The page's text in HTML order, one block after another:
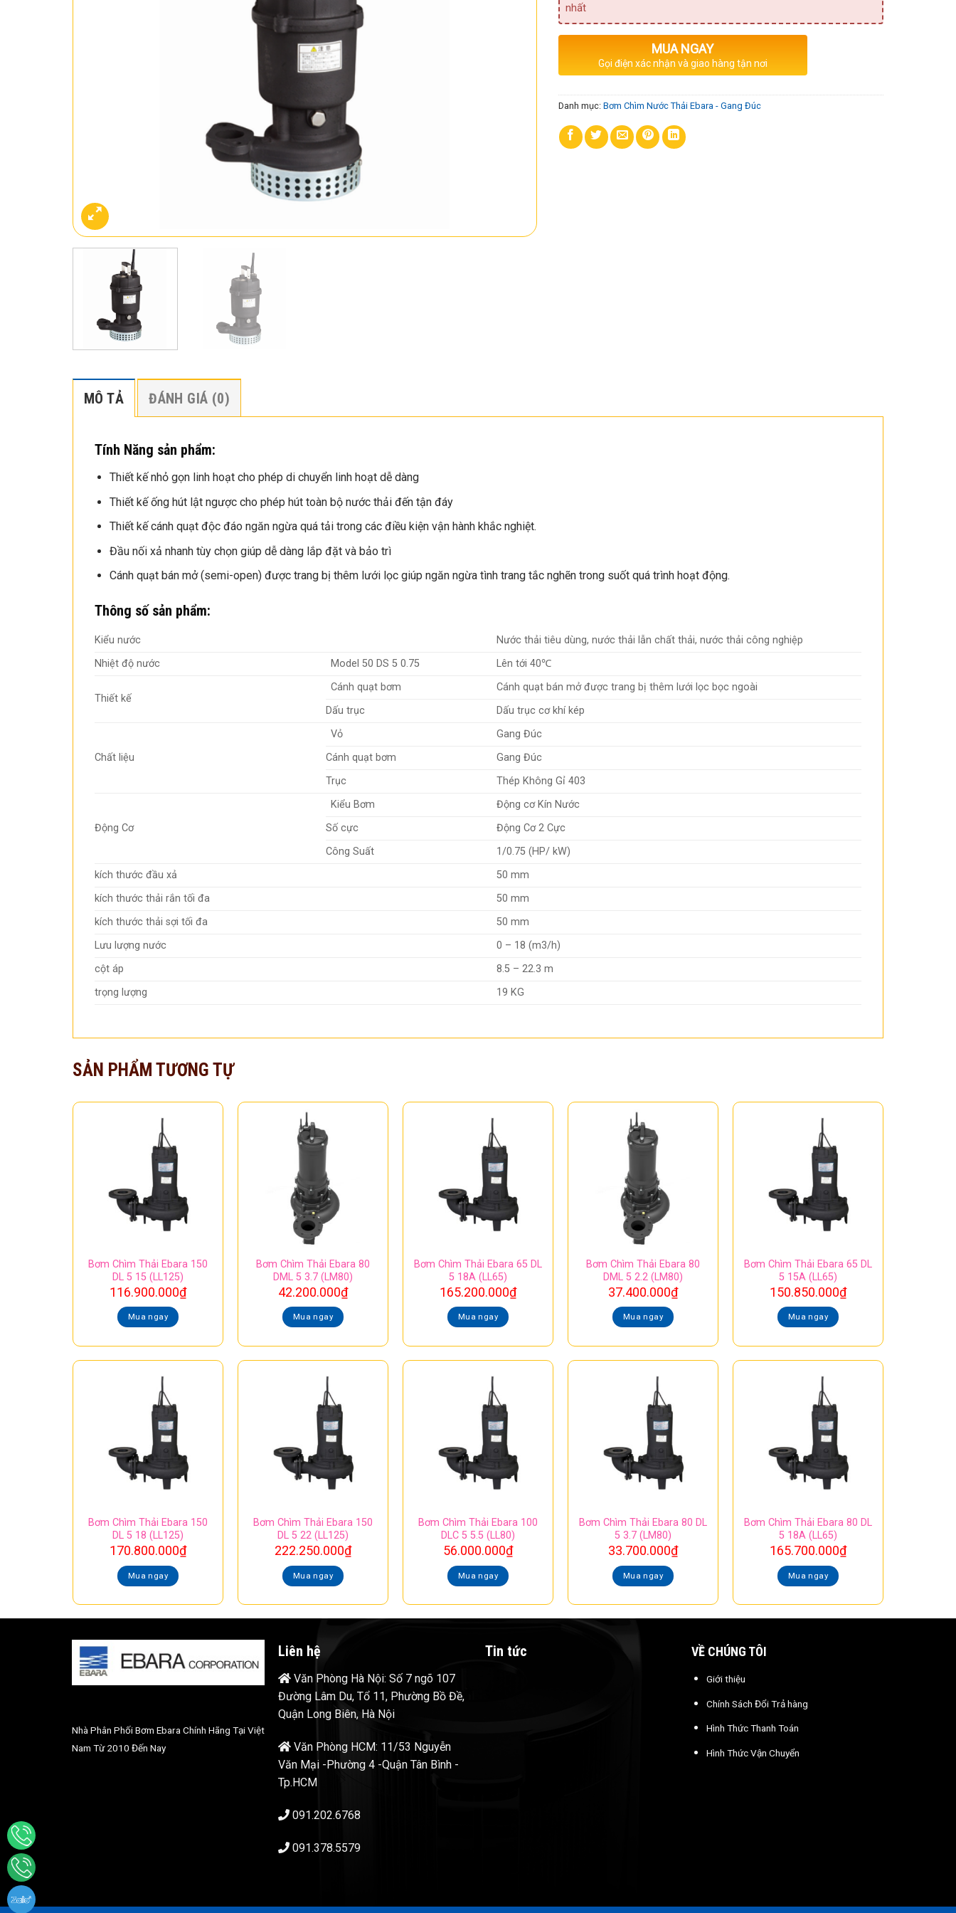
nhất
MUA NGAY
Gọi điện xác nhận và giao hàng tận nơi
Danh mục: Bơm Chìm Nước Thải Ebara - Gang Đúc
MÔ TẢ ĐÁNH GIÁ (0)
Tính Năng sản phẩm:
Thiết kế nhỏ gọn linh hoạt cho phép di chuyển linh hoạt dễ dàng
Thiết kế ống hút lật ngược cho phép hút toàn bộ nước thải đến tận đáy
Thiết kế cánh quạt độc đáo ngăn ngừa quá tải trong các điều kiện vận hành khắc nghiệt.
Đầu nối xả nhanh tùy chọn giúp dễ dàng lắp đặt và bảo trì
Cánh quạt bán mở (semi-open) được trang bị thêm lưới lọc giúp ngăn ngừa tình trang tắc nghẽn trong suốt quá trình hoạt động.
Thông số sản phẩm:
Kiểu nước
Nước thải tiêu dùng, nước thải lẫn chất thải, nước thải công nghiệp
Nhiệt độ nước
Model 50 DS 5 0.75 Lên tới 40℃
Thiết kế
Cánh quạt bơm
Cánh quạt bán mở được trang bị thêm lưới lọc bọc ngoài
Dấu trục
Dấu trục cơ khí kép
Chất liệu
Vỏ
Gang Đúc
Cánh quạt bơm
Gang Đúc
Trục
Thép Không Gỉ 403
Động Cơ
Kiểu Bơm
Động cơ Kín Nước
Số cực
Động Cơ 2 Cực
Công Suất
1/0.75 (HP/ kW)
kích thước đầu xả
50 mm
kích thước thải rắn tối đa
50 mm
kích thước thải sợi tối đa
50 mm
Lưu lượng nước
0 – 18 (m3/h)
cột áp
8.5 – 22.3 m
trọng lượng
19 KG
SẢN PHẨM TƯƠNG TỰ
Bơm Chìm Thải Ebara 150
DL 5 15 (LL125)
116.900.000₫
Mua ngay
Bơm Chìm Thải Ebara 80
DML 5 3.7 (LM80)
42.200.000₫
Mua ngay
Bơm Chìm Thải Ebara 65 DL
5 18A (LL65)
165.200.000₫
Mua ngay
Bơm Chìm Thải Ebara 80
DML 5 2.2 (LM80)
37.400.000₫
Mua ngay
Bơm Chìm Thải Ebara 65 DL
5 15A (LL65)
150.850.000₫
Mua ngay
Bơm Chìm Thải Ebara 150
DL 5 18 (LL125)
170.800.000₫
Mua ngay
Bơm Chìm Thải Ebara 150
DL 5 22 (LL125)
222.250.000₫
Mua ngay
Bơm Chìm Thải Ebara 100
DLC 5 5.5 (LL80)
56.000.000₫
Mua ngay
Bơm Chìm Thải Ebara 80 DL
5 3.7 (LM80)
33.700.000₫
Mua ngay
Bơm Chìm Thải Ebara 80 DL
5 18A (LL65)
165.700.000₫
Mua ngay
Nhà Phân Phối Bơm Ebara Chính Hãng Tại Việt
Nam Từ 2010 Đến Nay
Liên hệ
Văn Phòng Hà Nội: Số 7 ngõ 107
Đường Lâm Du, Tổ 11, Phường Bồ Đề,
Quận Long Biên, Hà Nội
Văn Phòng HCM: 11/53 Nguyễn
Văn Mại -Phường 4 -Quận Tân Bình -
Tp.HCM
091.202.6768
091.378.5579
Tin tức VỀ CHÚNG TÔI
Giới thiệu
Chính Sách Đổi Trả hàng
Hình Thức Thanh Toán
Hình Thức Vận Chuyển